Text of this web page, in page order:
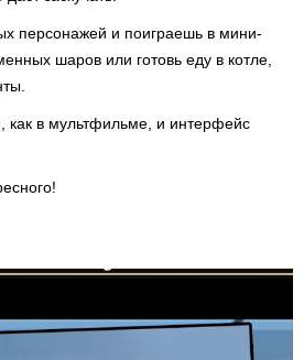
персонажей и поиграешь в мини-
шаров или готовь еду в котле,
как в мультфильме, и интерфейс